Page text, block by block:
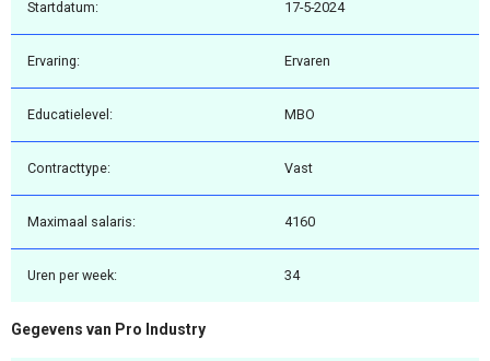
Startdatum: 17-5-2024
Ervaring: Ervaren
Educatielevel: MBO
Contracttype: Vast
Maximaal salaris: 4160
Uren per week: 34
Gegevens van Pro Industry